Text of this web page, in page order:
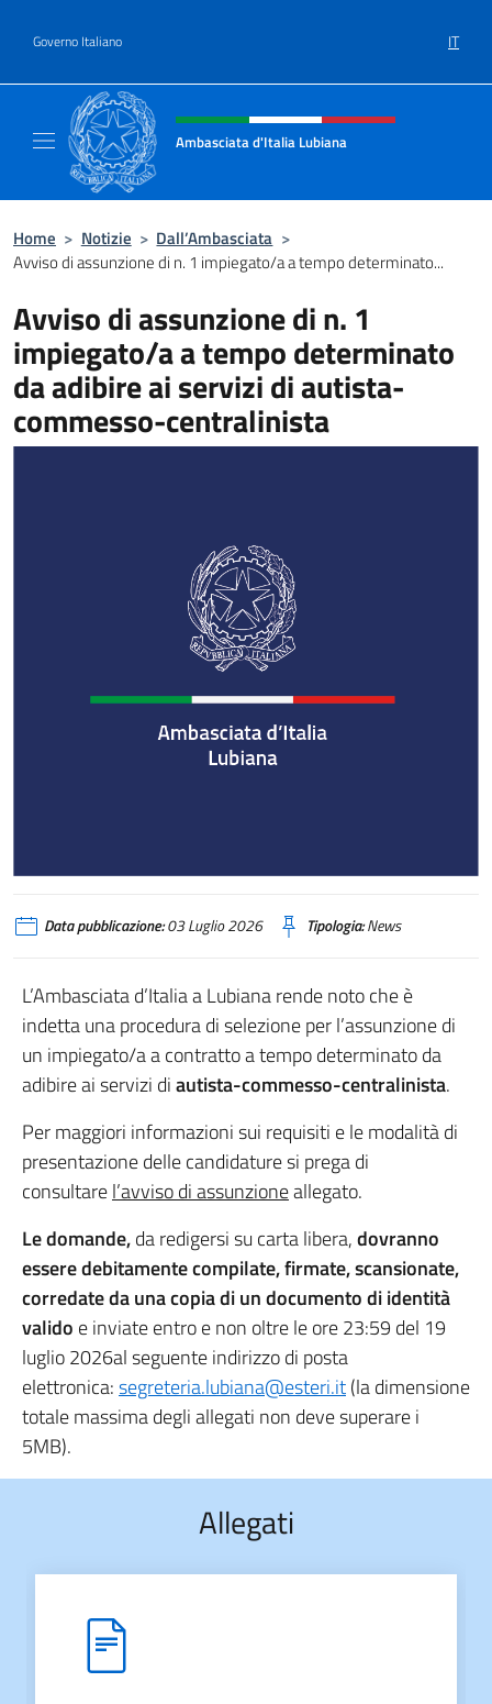
Governo Italiano IT
Intestazione sito, social e menù
Ambasciata d'Italia Lubiana
Home > Notizie > Dall’Ambasciata >
Avviso di assunzione di n. 1 impiegato/a a tempo determinato...
Avviso di assunzione di n. 1
impiegato/a a tempo determinato
da adibire ai servizi di autista-
commesso-centralinista
Data pubblicazione:03 Luglio 2026 Tipologia:News
L’Ambasciata d’Italia a Lubiana rende noto che è
indetta una procedura di selezione per l’assunzione di
un impiegato/a a contratto a tempo determinato da
adibire ai servizi diautista-commesso-centralinista.
Per maggiori informazioni sui requisiti e le modalità di
presentazione delle candidature si prega di
consultarel’avviso di assunzioneallegato.
Le domande,da redigersi su carta libera,dovranno
essere debitamente compilate, firmate, scansionate,
corredate da una copia di un documento di identità
valido e inviate entro e non oltre le ore 23:59 del 19
luglio 2026al seguente indirizzo di posta
elettronica:segreteria.lubiana@esteri.it(la dimensione
totale massima degli allegati non deve superare i
5MB).
Allegati